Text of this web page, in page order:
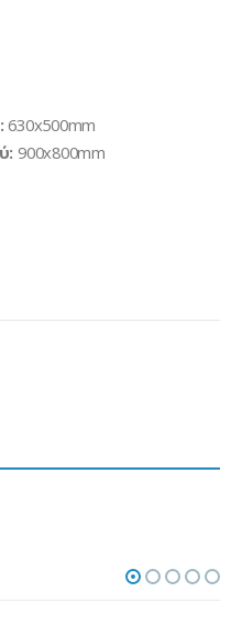
630x500mm
900x800mm